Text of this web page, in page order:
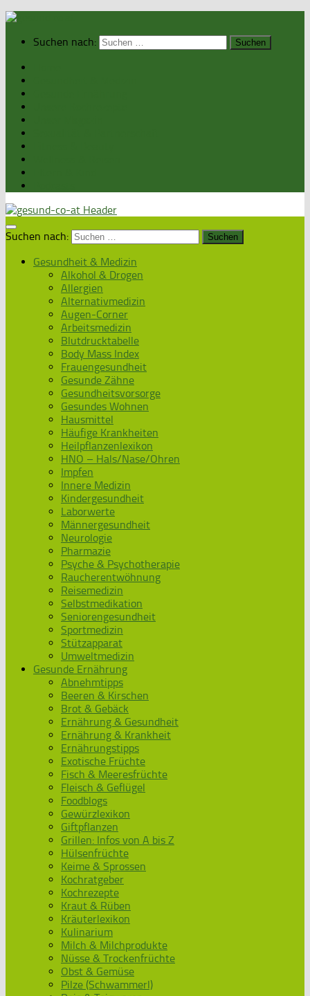
Suchen nach:
Suchen nach:
Gesundheit & Medizin
Alkohol & Drogen
Allergien
Alternativmedizin
Augen-Corner
Arbeitsmedizin
Blutdrucktabelle
Body Mass Index
Frauengesundheit
Gesunde Zähne
Gesundheitsvorsorge
Gesundes Wohnen
Hausmittel
Häufige Krankheiten
Heilpflanzenlexikon
HNO – Hals/Nase/Ohren
Impfen
Innere Medizin
Kindergesundheit
Laborwerte
Männergesundheit
Neurologie
Pharmazie
Psyche & Psychotherapie
Raucherentwöhnung
Reisemedizin
Selbstmedikation
Seniorengesundheit
Sportmedizin
Stützapparat
Umweltmedizin
Gesunde Ernährung
Abnehmtipps
Beeren & Kirschen
Brot & Gebäck
Ernährung & Gesundheit
Ernährung & Krankheit
Ernährungstipps
Exotische Früchte
Fisch & Meeresfrüchte
Fleisch & Geflügel
Foodblogs
Gewürzlexikon
Giftpflanzen
Grillen: Infos von A bis Z
Hülsenfrüchte
Keime & Sprossen
Kochratgeber
Kochrezepte
Kraut & Rüben
Kräuterlexikon
Kulinarium
Milch & Milchprodukte
Nüsse & Trockenfrüchte
Obst & Gemüse
Pilze (Schwammerl)